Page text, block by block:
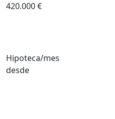
420.000 €
Hipoteca/mes
desde